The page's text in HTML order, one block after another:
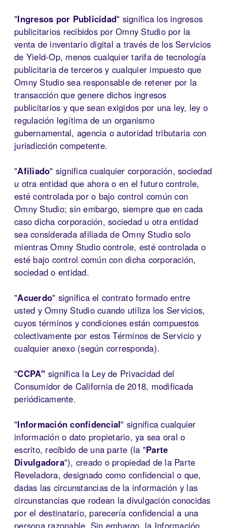
"Ingresos por Publicidad" significa los ingresos
publicitarios recibidos por Omny Studio por la
venta de inventario digital a través de los Servicios
de Yield-Op, menos cualquier tarifa de tecnología
publicitaria de terceros y cualquier impuesto que
Omny Studio sea responsable de retener por la
transacción que genere dichos ingresos
publicitarios y que sean exigidos por una ley, ley o
regulación legítima de un organismo
gubernamental, agencia o autoridad tributaria con
jurisdicción competente.
"Afiliado" significa cualquier corporación, sociedad
u otra entidad que ahora o en el futuro controle,
esté controlada por o bajo control común con
Omny Studio; sin embargo, siempre que en cada
caso dicha corporación, sociedad u otra entidad
sea considerada afiliada de Omny Studio solo
mientras Omny Studio controle, esté controlada o
esté bajo control común con dicha corporación,
sociedad o entidad.
"Acuerdo" significa el contrato formado entre
usted y Omny Studio cuando utiliza los Servicios,
cuyos términos y condiciones están compuestos
colectivamente por estos Términos de Servicio y
cualquier anexo (según corresponda).
"CCPA" significa la Ley de Privacidad del
Consumidor de California de 2018, modificada
periódicamente.
"Información confidencial" significa cualquier
información o dato propietario, ya sea oral o
escrito, recibido de una parte (la "Parte
Divulgadora"), creado o propiedad de la Parte
Reveladora, designado como confidencial o que,
dadas las circunstancias de la información y las
circunstancias que rodean la divulgación conocidas
por el destinatario, parecería confidencial a una
persona razonable. Sin embargo, la Información